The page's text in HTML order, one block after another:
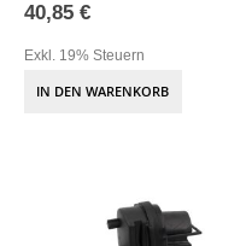
40,85 €
Exkl. 19% Steuern
IN DEN WARENKORB